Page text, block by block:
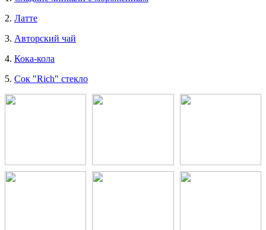
2. Латте
3. Авторский чай
4. Кока-кола
5. Сок "Rich" стекло